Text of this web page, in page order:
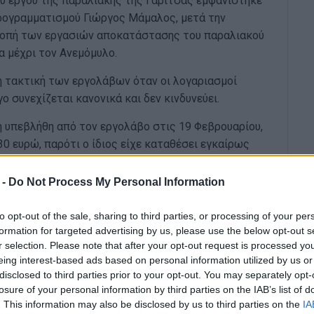
Do Not Process My Personal Information
opt-out of the sale, sharing to third parties, or processing of your
for targeted advertising by us, please use the below opt-out
selection. Please note that after your opt-out request is processed
interest-based ads based on personal information utilized by us
to third parties prior to your opt-out. You may separately
of your personal information by third parties on the IAB’s list of
This information may also be disclosed by us to third parties on the
Γιώργος Μάμαλος, μετά την
των εργασιών αποκατάστασης του παραλιακού
μέχρι τον Ανεμόμυλο.
των εργολάβων όταν οι λογαριασμοί
κανονικά και δεν κινδυνεύει.
από τον εργολάβο στις 19 Φεβρουαρίου,
παρότι ο ίδιος είχε καταθέσει εγκαίρως
του πρώτου λογαριασμού. Ωστόσο μέχρι
να κάνει χρήση του δικαιώματος του νόμου για
υπαιτητιότητάς του, περάν του μηνός από
αρμόδια Διεύθυνση της Περιφέρειας με απόφαση
στην απόφαση «Διακόπτουμε τις
ΤΟΙΧΙΟΥ ΚΑΙ ΠΕΖΟΔΡΟΜΙΟΥ ΠΑΡΑΛΙΑΚΗΣ
ΚΑΙ ΑΝΕΜΟΜΥΛΟ», μέχρις ότου επιλυθεί το